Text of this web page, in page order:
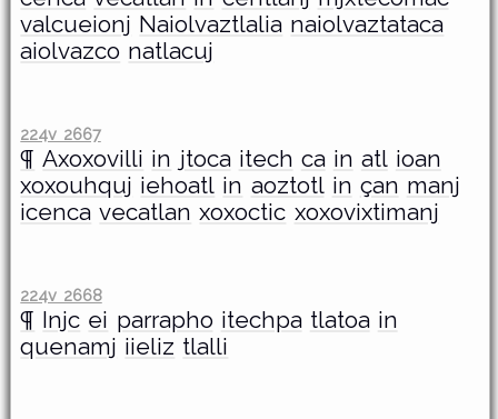
valcueionj Naiolvaztlalia naiolvaztataca
aiolvazco natlacuj
224v 2667
¶ Axoxovilli in jtoca itech ca in atl ioan
xoxouhquj iehoatl in aoztotl in çan manj
icenca vecatlan xoxoctic xoxovixtimanj
224v 2668
¶ Injc ei parrapho itechpa tlatoa in
quenamj iieliz tlalli